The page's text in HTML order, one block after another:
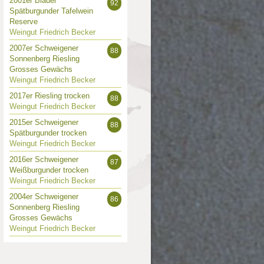
92
Spätburgunder Tafelwein
Reserve
Weingut Friedrich Becker
88
2007er Schweigener
Sonnenberg Riesling
Grosses Gewächs
Weingut Friedrich Becker
88
2017er Riesling trocken
Weingut Friedrich Becker
88
2015er Schweigener
Spätburgunder trocken
Weingut Friedrich Becker
87
2016er Schweigener
Weißburgunder trocken
Weingut Friedrich Becker
86
2004er Schweigener
Sonnenberg Riesling
Grosses Gewächs
Weingut Friedrich Becker